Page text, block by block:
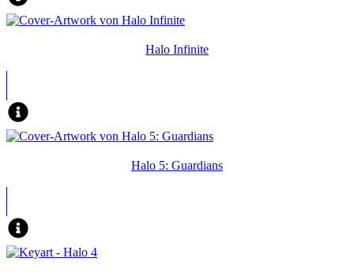
Halo Infinite
Halo 5: Guardians